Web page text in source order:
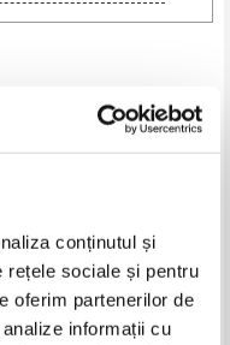
conținutul și
rețele sociale și pentru
oferim partenerilor de
informații cu
-40%